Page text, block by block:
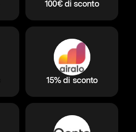
100€ di sconto
15% di sconto